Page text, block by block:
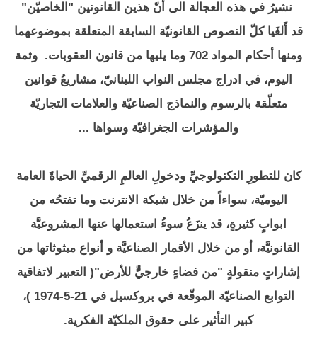
نشيرُ في هذه العجالة الى أنّ هذين القانونين "الخاصيّن"
قد أَلغَيا كلّ النصوص القانونيّة السابقة المتعلقة بموضوعهما
ومنها أحكام المواد 702 وما يليها من قانون العقوبات. وثمة
اليوم، في ادراج مجلس النواب اللبنانيّ، مشاريعُ قوانين
متعلّقة بالرسوم والنماذج الصناعيّة والعلامات التجاريّة
والمؤشرات الجغرافيّة وسواها ...
كان للتطورِ التكنولوجيِّ ودخولِ العالمِ الرقميِّ الحياةََ العامة
اليوميّة، سواءاً من خلال شبكة الانترنت وما تفتحُه من
ابوابٍ كثيرةٍ، قد ينزَعُ سوءُ استعمالها عنها المشروعيَّة
القانونيَّة، أو من خلال الأقمار الصناعيَّة و أنواع مبثوثاتها من
إشاراتٍ منقولةٍ "من فضاءٍ خارجيٍّّ للأرض"( التعبير لاتفاقية
التوابع الصناعيّة الموقّعة في بروكسيل في 21-5-1974 )،
كبير التأثير على حقوق الملكيّة الفكرية.